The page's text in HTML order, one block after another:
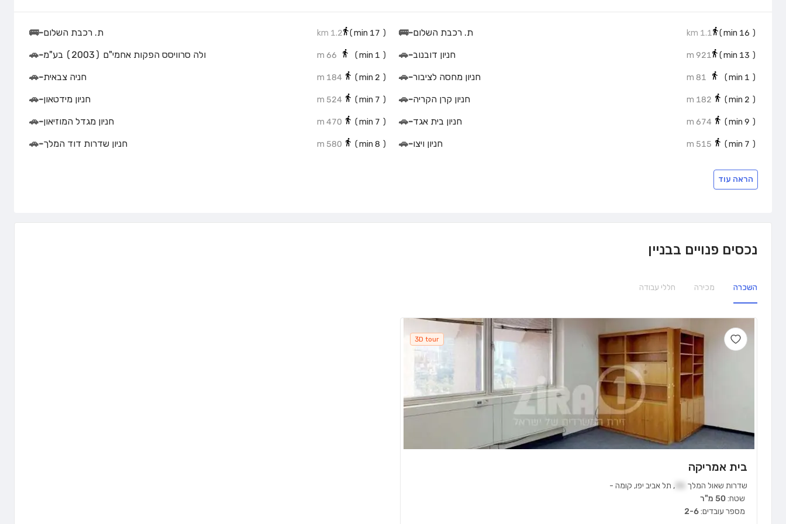
(
16
1.1 km ת. רכבת השלום-
🚌
(
17
1.2 km ת. רכבת השלום-
🚌
(
13
921 m חניון דובנוב-
🚗
(
1
66 m ולה סרוויסס הפקות אחמי"ם (2003) בע"מ -
🚗
(
1
81 m חניון מחסה לציבור-
🚗
(
2
184 m חניה צבאית-
🚗
(
2
182 m חניון קרן הקריה-
🚗
(
7
524 m חניון מידטאון-
🚗
(
9
674 m חניון בית אגד-
🚗
(
7
470 m חניון מגדל המוזיאון-
🚗
(
7
515 m חניון ויצו-
🚗
(
8
580 m חניון שדרות דוד המלך-
🚗
הראה עוד
נכסים פנויים בבניין
השכרה מכירה חללי עבודה
3D tour
בית אמריקה
שדרות שאול המלך , תל אביב יפו, קומה -
שטח:50 מ"ר
מספר עובדים:2-6